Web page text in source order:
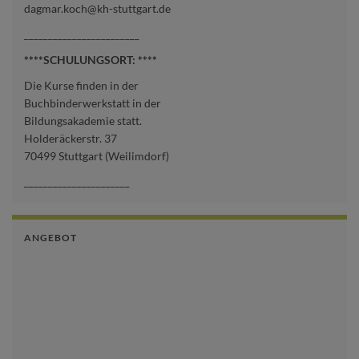
dagmar.koch@kh-stuttgart.de
****SCHULUNGSORT: ****
Die Kurse finden in der
Buchbinderwerkstatt in der
Bildungsakademie statt.
Holderäckerstr. 37
70499 Stuttgart (Weilimdorf)
ANGEBOT